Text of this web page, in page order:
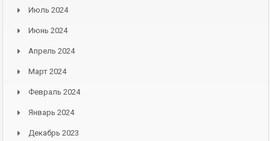
Июль 2024
Июнь 2024
Апрель 2024
Март 2024
Февраль 2024
Январь 2024
Декабрь 2023